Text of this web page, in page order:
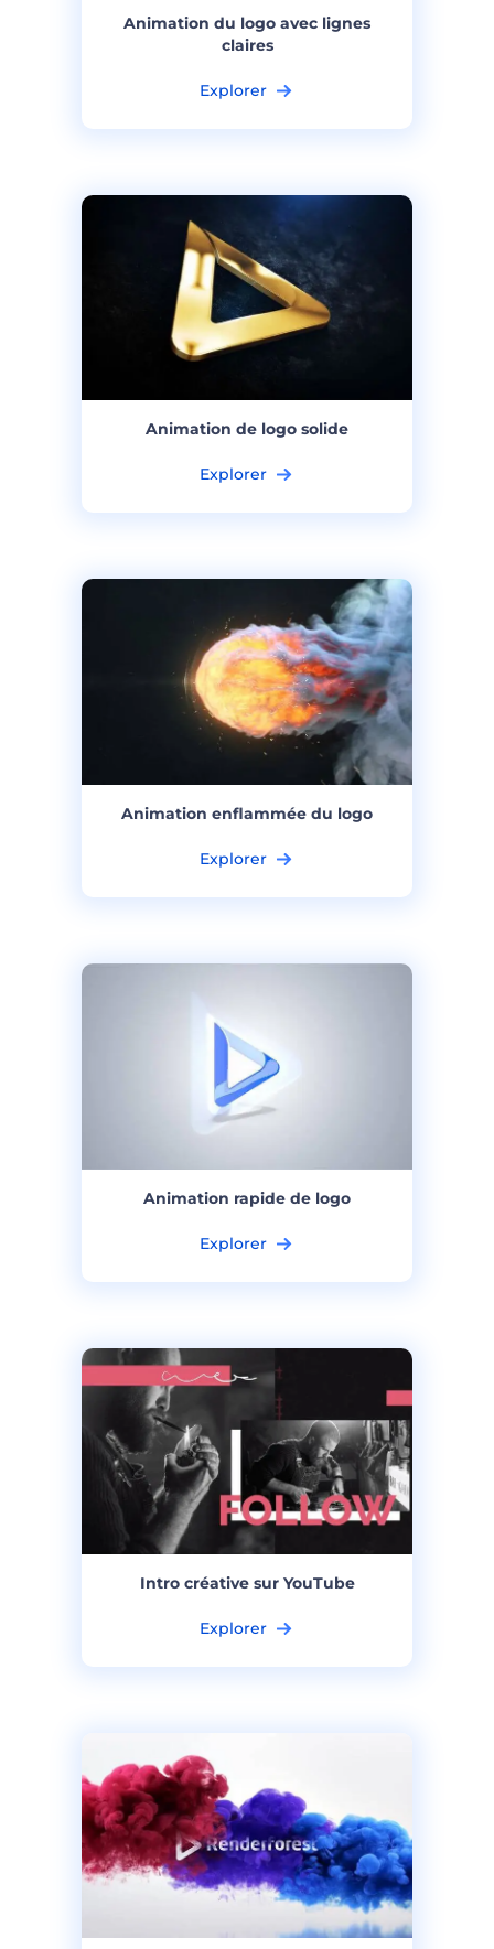
Animation du logo avec lignes
claires
Explorer
Animation de logo solide
Explorer
Animation enflammée du logo
Explorer
Animation rapide de logo
Explorer
Intro créative sur YouTube
Explorer